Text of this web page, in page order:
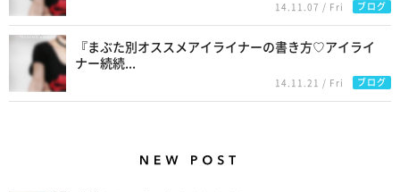
14.11.07 / Fri ブログ
『まぶた別オススメアイライナーの書き方♡アイライ
ナー続続...
14.11.21 / Fri ブログ